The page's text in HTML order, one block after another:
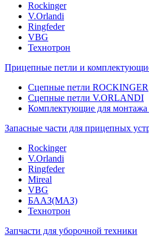
Rockinger
V.Orlandi
Ringfeder
VBG
Технотрон
Прицепные петли и
Сцепные петли ROCKINGER
Сцепные петли V.ORLANDI
Комплектующие для монтажа
Запасные части для прицепных
Rockinger
V.Orlandi
Ringfeder
Mireal
VBG
БААЗ(МАЗ)
Технотрон
Запчасти для уборочной техники